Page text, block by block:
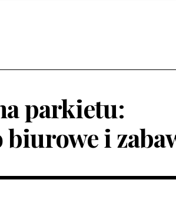
parkietu:
biurowe i